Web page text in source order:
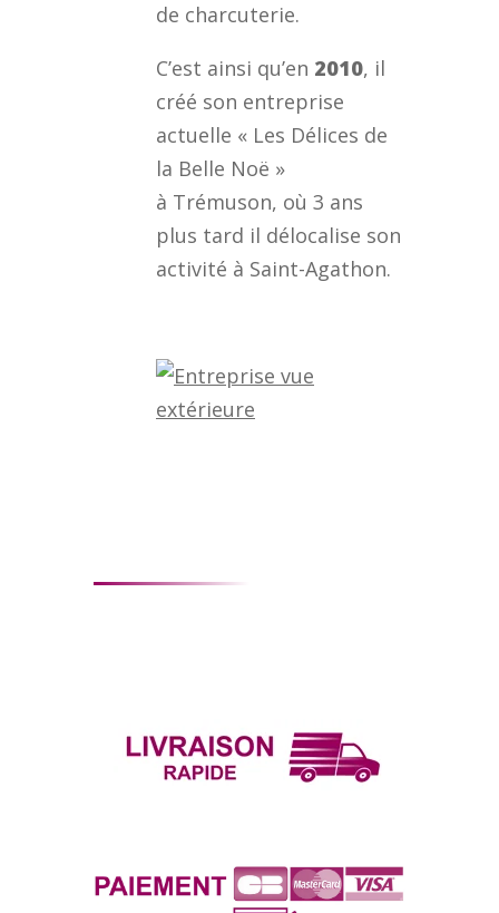
de charcuterie.
C’est ainsi qu’en 2010, il
créé son entreprise
actuelle « Les Délices de
la Belle Noë »
à Trémuson, où 3 ans
plus tard il délocalise son
activité à Saint-Agathon.